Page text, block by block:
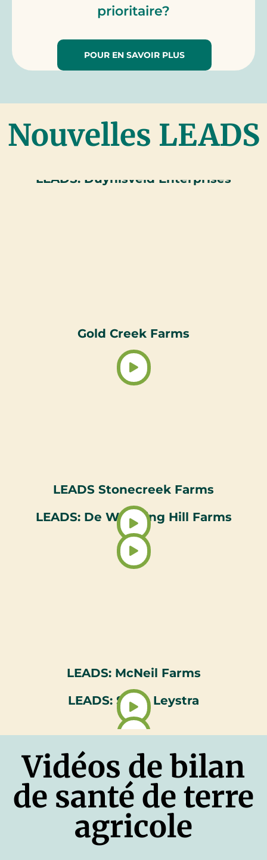
prioritaire?
POUR EN SAVOIR PLUS
Nouvelles LEADS
LEADS: Duynisveld Enterprises
Gold Creek Farms
LEADS Stonecreek Farms
LEADS: De Wetering Hill Farms
LEADS: McNeil Farms
LEADS: Scott Leystra
Vidéos de bilan
de santé de terre
agricole